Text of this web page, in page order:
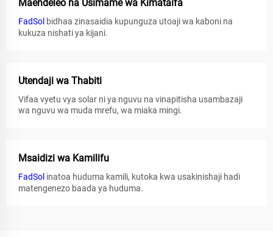
Maendeleo na Usimame wa Kimataifa
FadSol bidhaa zinasaidia kupunguza utoaji wa kaboni na
kukuza nishati ya kijani.
Utendaji wa Thabiti
Vifaa vyetu vya solar ni ya nguvu na vinapitisha usambazaji
wa nguvu wa muda mrefu, wa miaka mingi.
Msaidizi wa Kamilifu
FadSol inatoa huduma kamili, kutoka kwa usakinishaji hadi
matengenezo baada ya huduma.